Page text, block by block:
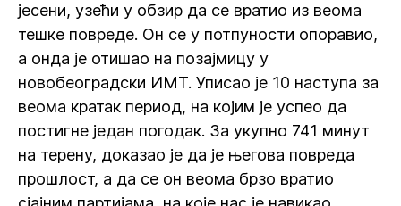
јесени, узећи у обзир да се вратио из веома
тешке повреде. Он се у потпуности опоравио,
а онда је отишао на позајмицу у
новобеоградски ИМТ. Уписао је 10 наступа за
веома кратак период, на којим је успео да
постигне један погодак. За укупно 741 минут
на терену, доказао је да је његова повреда
прошлост, а да се он веома брзо вратио